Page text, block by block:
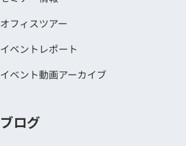
オフィスツアー
イベントレポート
イベント動画アーカイブ
ブログ